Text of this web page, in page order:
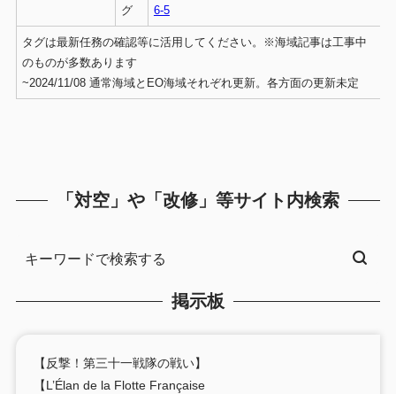
グ 6-5
タグは最新任務の確認等に活用してください。※海域記事は工事中
のものが多数あります
~2024/11/08 通常海域とEO海域それぞれ更新。各方面の更新未定
「対空」や「改修」等サイト内検索
掲示板
【反撃！第三十一戦隊の戦い】
【L’Élan de la Flotte Française